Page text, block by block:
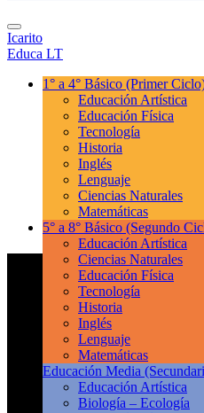
Icarito
Educa LT
1° a 4° Básico (Primer
Educación Artística
Educación Física
Tecnología
Historia
Inglés
Lenguaje
Ciencias Naturales
Matemáticas
5° a 8° Básico (Segundo
Educación Artística
Ciencias Naturales
Educación Física
Tecnología
Historia
Inglés
Lenguaje
Matemáticas
Educación Media
Educación Artística
Biología – Ecología